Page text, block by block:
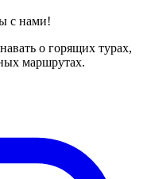
с нами!
о горящих турах,
маршрутах.